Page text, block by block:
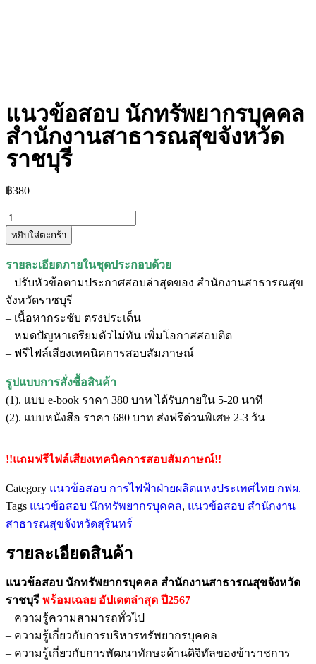
แนวข้อสอบ นักทรัพยากรบุคคล
สำนักงานสาธารณสุขจังหวัด
ราชบุรี
฿380
หยิบใส่ตะกร้า
รายละเอียดภายในชุดประกอบด้วย
– ปรับหัวข้อตามประกาศสอบล่าสุดของ สำนักงานสาธารณสุข
จังหวัดราชบุรี
– เนื้อหากระชับ ตรงประเด็น
– หมดปัญหาเตรียมตัวไม่ทัน เพิ่มโอกาสสอบติด
– ฟรีไฟล์เสียงเทคนิคการสอบสัมภาษณ์
รูปแบบการสั่งชื้อสินค้า
(1). แบบ e-book ราคา 380 บาท ได้รับภายใน 5-20 นาที
(2). แบบหนังสือ ราคา 680 บาท ส่งฟรีด่วนพิเศษ 2-3 วัน
!!แถมฟรีไฟล์เสียงเทคนิคการสอบสัมภาษณ์!!
Category แนวข้อสอบ การไฟฟ้าฝ่ายผลิตแหงประเทศไทย กฟผ.
Tags แนวข้อสอบ นักทรัพยากรบุคคล, แนวข้อสอบ สำนักงาน
สาธารณสุขจังหวัดสุรินทร์
รายละเอียดสินค้า
แนวข้อสอบ นักทรัพยากรบุคคล สำนักงานสาธารณสุขจังหวัด
ราชบุรี พร้อมเฉลย อัปเดตล่าสุด ปี2567
– ความรู้ความสามารถทั่วไป
– ความรู้เกี่ยวกับการบริหารทรัพยากรบุคคล
– ความรู้เกี่ยวกับการพัฒนาทักษะด้านดิจิทัลของข้าราชการ